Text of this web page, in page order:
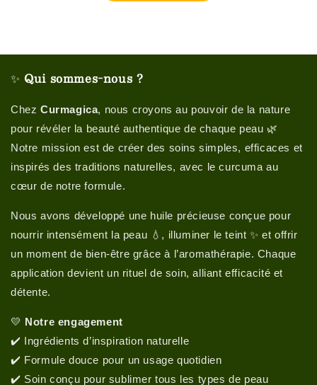
✨Qui sommes-nous ?
Chez Curmagica, nous croyons au pouvoir de la nature
pour révéler la beauté authentique de chaque peau 🌿
Notre mission est de créer des soins simples, efficaces et
inspirés des traditions naturelles, avec le curcuma au
cœur de notre formule.
Nous avons développé une huile précieuse conçue pour
nourrir intensément la peau 💧, illuminer le teint ✨ et offrir
un moment de bien-être grâce à l’aromathérapie. Chaque
application devient un rituel de soin, alliant efficacité et
détente.
💛 Notre engagement
✔️ Ingrédients d’inspiration naturelle
✔️ Formule douce pour un usage quotidien
✔️ Soin conçu pour sublimer tous les types de peau